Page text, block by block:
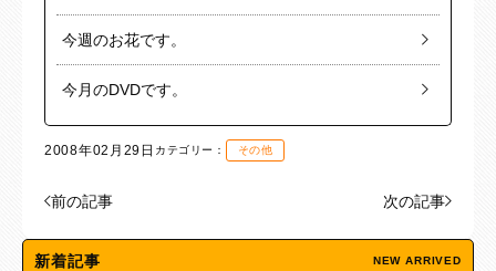
今週のお花です。
今月のDVDです。
2008年02月29日 カテゴリー： その他
前の記事 次の記事
新着記事 NEW ARRIVED